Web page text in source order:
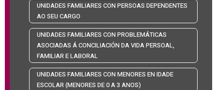
UNIDADES FAMILIARES CON PERSOAS DEPENDENTES
AO SEU CARGO
UNIDADES FAMILIARES CON PROBLEMÁTICAS
ASOCIADAS Á CONCILIACIÓN DA VIDA PERSOAL,
FAMILIAR E LABORAL
UNIDADES FAMILIARES CON MENORES EN IDADE
ESCOLAR (MENORES DE 0 A 3 ANOS)